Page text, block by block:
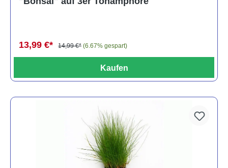
13,99 €* 14,99 €* (6.67% gespart)
Kaufen